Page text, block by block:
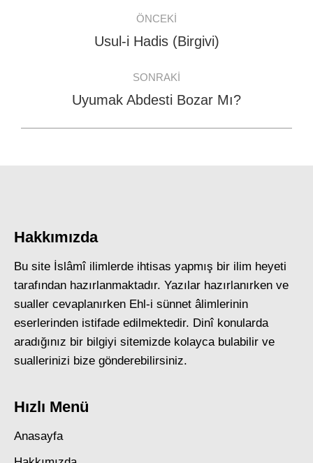
navigation
ÖNCEKI
Previous
Usul-i Hadis (Birgivi)
SONRAKI
Next
Uyumak Abdesti Bozar Mı?
Hakkımızda
Bu site İslâmî ilimlerde ihtisas yapmış bir ilim heyeti
tarafından hazırlanmaktadır. Yazılar hazırlanırken ve
sualler cevaplanırken Ehl-i sünnet âlimlerinin
eserlerinden istifade edilmektedir. Dinî konularda
aradığınız bir bilgiyi sitemizde kolayca bulabilir ve
suallerinizi bize gönderebilirsiniz.
Hızlı Menü
Anasayfa